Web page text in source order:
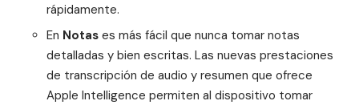
rápidamente.
En Notases más fácil que nunca tomar notas
detalladas y bien escritas. Las nuevas prestaciones
de transcripción de audio y resumen que ofrece
Apple Intelligence permiten al dispositivo tomar